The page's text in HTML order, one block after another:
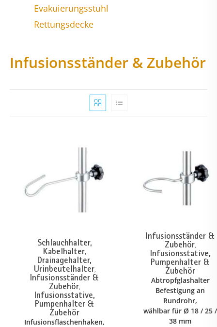
Evakuierungsstuhl
Rettungsdecke
Infusionsständer & Zubehör
Schlauchhalter,
Kabelhalter,
Drainagehalter,
Urinbeutelhalter,
Infusionsständer &
Zubehör,
Infusionsstative,
Pumpenhalter &
Zubehör
Infusionsflaschenhaken,
Infusionsständer &
Zubehör,
Infusionsstative,
Pumpenhalter &
Zubehör
Abtropfglashalter
Befestigung an
Rundrohr,
wählbar für Ø 18 / 25 /
38 mm